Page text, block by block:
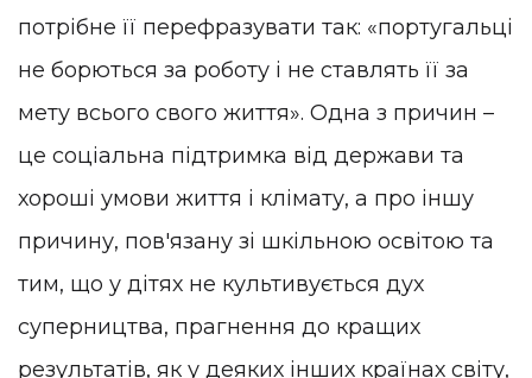
потрібне її перефразувати так: «португальці
не борються за роботу і не ставлять її за
мету всього свого життя». Одна з причин –
це соціальна підтримка від держави та
хороші умови життя і клімату, а про іншу
причину, пов'язану зі шкільною освітою та
тим, що у дітях не культивується дух
суперництва, прагнення до кращих
результатів, як у деяких інших країнах світу,